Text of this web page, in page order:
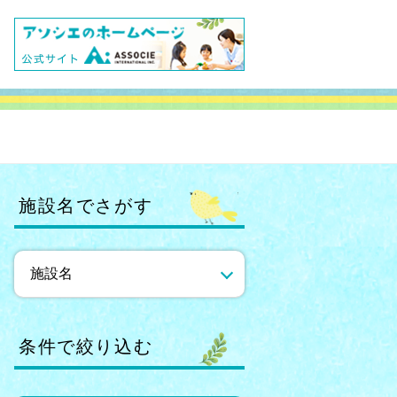
施設名でさがす
条件で絞り込む